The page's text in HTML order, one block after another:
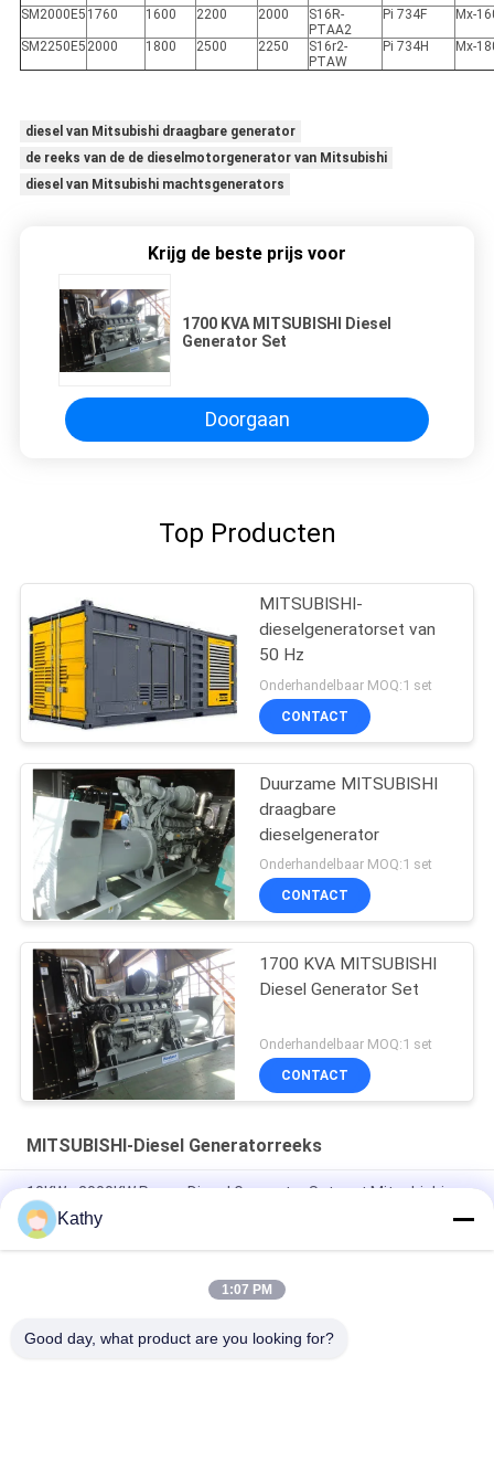
SM2000E5 1760 1600 2200 2000
S16R-
PTAA2
Pi 734F Mx-
SM2250E5 2000 1800 2500 2250
S16r2-
PTAW
Pi 734H Mx-
diesel van Mitsubishi draagbare generator
de reeks van de de dieselmotorgenerator van Mitsubishi
diesel van Mitsubishi machtsgenerators
Krijg de beste prijs voor
1700 KVA MITSUBISHI Diesel
Generator Set
Doorgaan
Top Producten
MITSUBISHI-
dieselgeneratorset van
50 Hz
Onderhandelbaar MOQ:1 set
CONTACT
Duurzame MITSUBISHI
draagbare
dieselgenerator
Onderhandelbaar MOQ:1 set
CONTACT
1700 KVA MITSUBISHI
Diesel Generator Set
Onderhandelbaar MOQ:1 set
CONTACT
MITSUBISHI-Diesel Generatorreeks
10KW - 2000KW Power Diesel Generator Set met Mitsubishi
Alternator
1650KW MITSUBISHI Diesel Generator met waterkoeling
2000KW 2500KVA dieselgeneratorset Diepzee Harsen
Kathy
1:07 PM
Good day, what product are you looking for?